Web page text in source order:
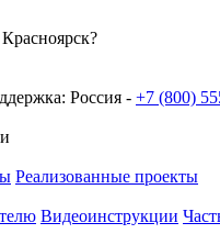
Россия - +7 (800)
Реализованные проекты
Видеоинструкции